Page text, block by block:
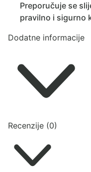
Preporučuje se
pravilno i sigurno
Dodatne informacije
Recenzije (0)